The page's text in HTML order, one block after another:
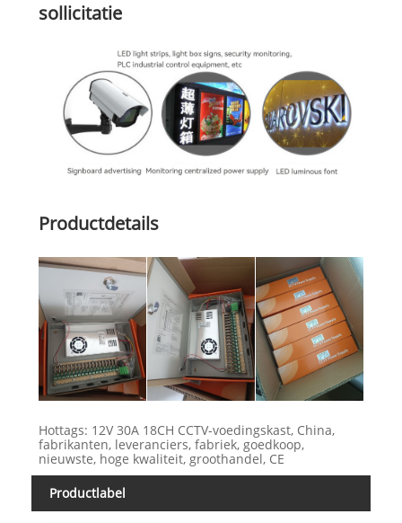
sollicitatie
Productdetails
Hottags: 12V 30A 18CH CCTV-voedingskast, China,
fabrikanten, leveranciers, fabriek, goedkoop,
nieuwste, hoge kwaliteit, groothandel, CE
Productlabel